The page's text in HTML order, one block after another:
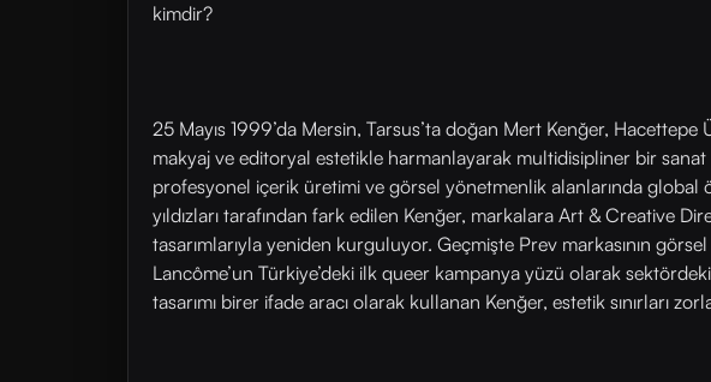
kimdir?
25 Mayıs 1999’da Mersin, Tarsus’ta doğan Mert Kenğer,
makyaj ve editoryal estetikle harmanlayarak multidisipliner bir
profesyonel içerik üretimi ve görsel yönetmenlik alanlarında global
yıldızları tarafından fark edilen Kenğer, markalara Art & Creative
tasarımlarıyla yeniden kurguluyor. Geçmişte Prev markasının
Lancôme’un Türkiye’deki ilk queer kampanya yüzü olarak
tasarımı birer ifade aracı olarak kullanan Kenğer, estetik sınırları